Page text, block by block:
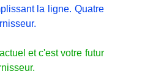
la ligne. Quatre
et c'est votre futur